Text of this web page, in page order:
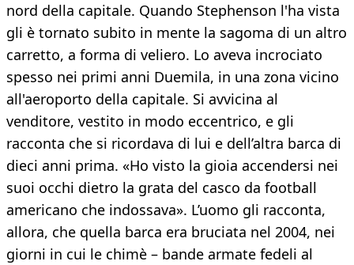
nord della capitale. Quando Stephenson l'ha vista
gli è tornato subito in mente la sagoma di un altro
carretto, a forma di veliero. Lo aveva incrociato
spesso nei primi anni Duemila, in una zona vicino
all'aeroporto della capitale. Si avvicina al
venditore, vestito in modo eccentrico, e gli
racconta che si ricordava di lui e dell’altra barca di
dieci anni prima. «Ho visto la gioia accendersi nei
suoi occhi dietro la grata del casco da football
americano che indossava». L’uomo gli racconta,
allora, che quella barca era bruciata nel 2004, nei
giorni in cui le chimè – bande armate fedeli al